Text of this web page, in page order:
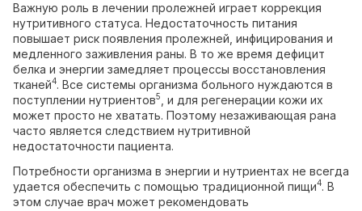
Важную роль в лечении пролежней играет коррекция
нутритивного статуса. Недостаточность питания
повышает риск появления пролежней, инфицирования и
медленного заживления раны. В то же время дефицит
белка и энергии замедляет процессы восстановления
тканей4. Все системы организма больного нуждаются в
поступлении нутриентов5, и для регенерации кожи их
может просто не хватать. Поэтому незаживающая рана
часто является следствием нутритивной
недостаточности пациента.
Потребности организма в энергии и нутриентах не всегда
удается обеспечить с помощью традиционной пищи4. В
этом случае врач может рекомендовать